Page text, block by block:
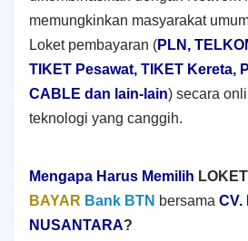
memungkinkan masyarakat
Loket pembayaran (PLN,
TIKET Pesawat, TIKET Kereta,
CABLE dan lain-lain) secara
teknologi yang canggih.
Mengapa Harus Memilih LOKET
BAYAR Bank BTN bersama CV.
NUSANTARA?